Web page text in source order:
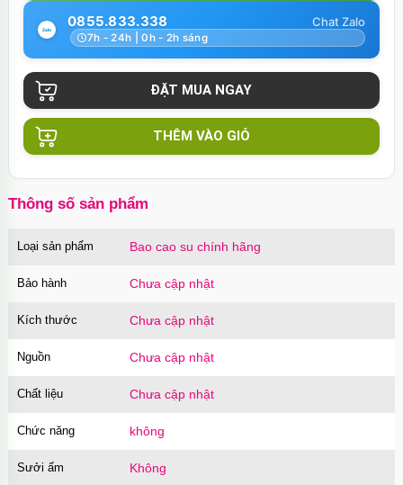
0855.833.338
7h - 24h | 0h - 2h sáng
THÊM VÀO GIỎ
Thông số sản phẩm
Loại sản phẩm Bao cao su chính hãng
Bảo hành Chưa cập nhật
Kích thước Chưa cập nhật
Nguồn Chưa cập nhật
Chất liệu Chưa cập nhật
Chức năng không
Sưởi ấm Không